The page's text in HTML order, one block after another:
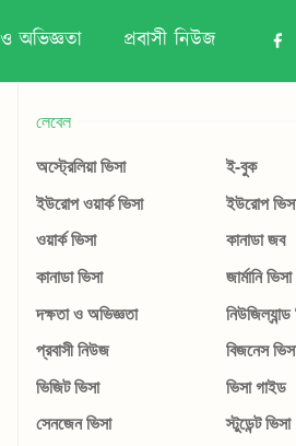
অভিজ্ঞতা প্রবাসী নিউজ
লেবেল
অস্ট্রেলিয়া ভিসা
ই-বুক
ইউরোপ ওয়ার্ক ভিসা
ইউরোপ
ওয়ার্ক ভিসা
কানাডা জব
কানাডা ভিসা
জার্মানি ভিসা
দক্ষতা ও অভিজ্ঞতা
নিউজিল্যান্ড
প্রবাসী নিউজ
বিজনেস
ভিজিট ভিসা
ভিসা গাইড
সেনজেন ভিসা
স্টুডেন্ট ভিসা